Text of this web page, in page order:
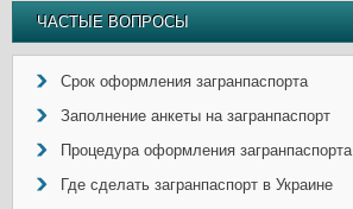
ЧАСТЫЕ ВОПРОСЫ
Срок оформления загранпаспорта
Заполнение анкеты на загранпаспорт
Процедура оформления загранпаспорта
Где сделать загранпаспорт в Украине